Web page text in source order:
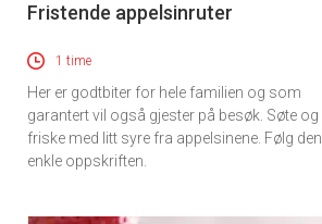
Fristende appelsinruter
1 time
Her er godtbiter for hele familien og som
garantert vil også gjester på besøk. Søte og
friske med litt syre fra appelsinene. Følg den
enkle oppskriften.